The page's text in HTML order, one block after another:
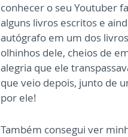
conhecer o seu Youtuber
alguns livros escritos e
autógrafo em um dos
olhinhos dele, cheios de
alegria que ele
que veio depois, junto de
por ele!
Também consegui ver